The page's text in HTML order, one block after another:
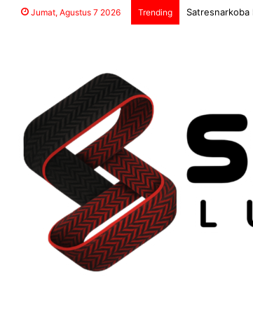
Jumat, Agustus 7 2026 Trending Satresnarkoba